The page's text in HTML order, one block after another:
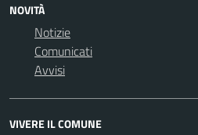
NOVITÀ
Notizie
Comunicati
Avvisi
VIVERE IL COMUNE